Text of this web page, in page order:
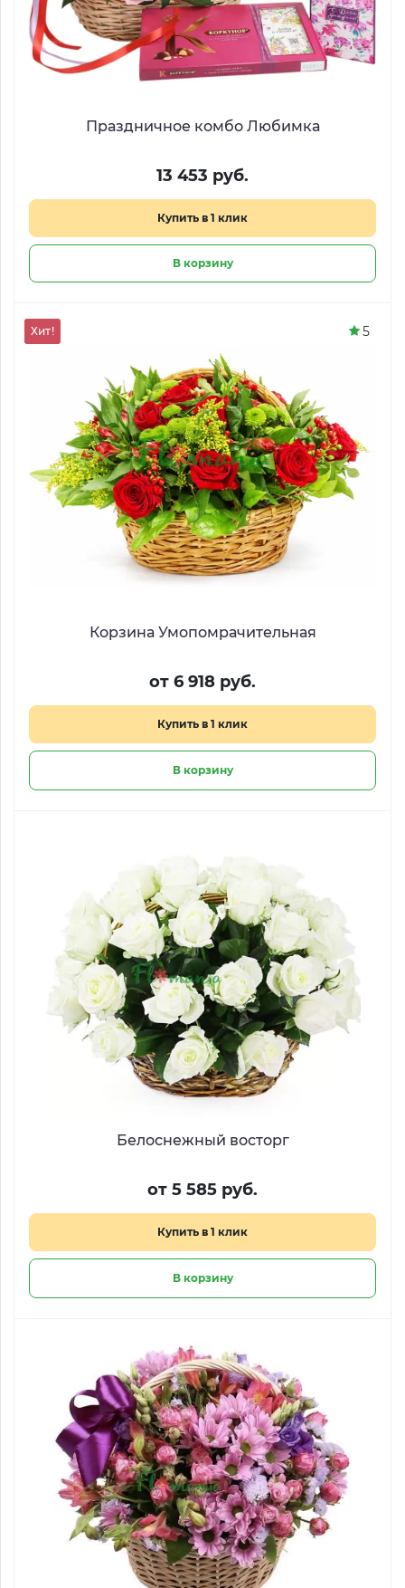
Праздничное комбо Любимка
13 453 руб.
Купить в 1 клик
В корзину
Корзина Умопомрачительная
от 6 918 руб.
Купить в 1 клик
В корзину
Хит! 5
Белоснежный восторг
от 5 585 руб.
Купить в 1 клик
В корзину